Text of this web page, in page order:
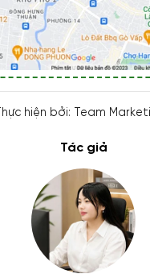
Thực hiện bởi: Team
Tác giả